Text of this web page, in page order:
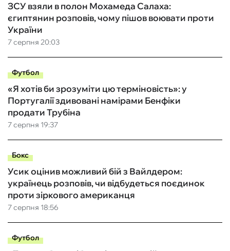
7 серпня 20:03
ЗСУ взяли в полон Мохамеда Салаха:
єгиптянин розповів, чому пішов воювати проти
України
Футбол
7 серпня 19:37
«Я хотів би зрозуміти цю терміновість»: у
Португалії здивовані намірами Бенфіки
продати Трубіна
Бокс
7 серпня 18:56
Усик оцінив можливий бій з Вайлдером:
українець розповів, чи відбудеться поєдинок
проти зіркового американця
Футбол